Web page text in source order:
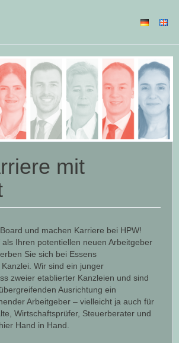
mit
und machen Karriere bei HPW!
als Ihren potentiellen neuen Arbeitgeber
Sie sich bei Essens
Wir sind ein junger
zweier etablierter Kanzleien und sind
Ausrichtung ein
Arbeitgeber – vielleicht ja auch für
Wirtschaftsprüfer, Steuerberater und
Hand in Hand.